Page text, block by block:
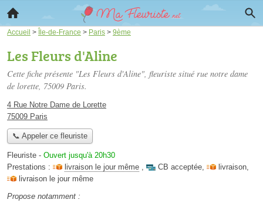
Accueil > Île-de-France > Paris > 9ème
Les Fleurs d'Aline
Cette fiche présente "Les Fleurs d'Aline", fleuriste situé rue notre dame
de lorette, 75009 Paris.
4 Rue Notre Dame de Lorette
75009 Paris
📞 Appeler ce fleuriste
Fleuriste - Ouvert jusqu'à 20h30
Prestations :
livraison le jour même , CB acceptée, livraison,
livraison le jour même
Propose notamment :